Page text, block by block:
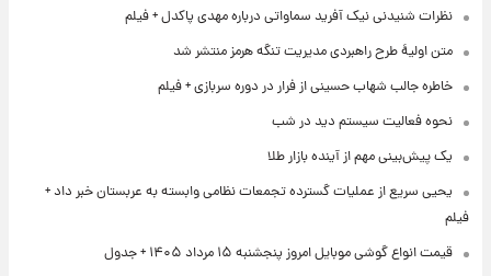
نظرات شنیدنی نیک آفرید سماواتی درباره مهدی پاکدل + فیلم
متن اولیۀ طرح راهبردی مدیریت تنگه هرمز منتشر شد
خاطره جالب شهاب حسینی از فرار در دوره سربازی + فیلم
نحوه فعالیت سیستم دید در شب
یک پیش‌بینی مهم از آینده بازار طلا
یحیی سریع از عملیات گسترده تجمعات نظامی وابسته به عربستان خبر داد +
فیلم
قیمت انواع گوشی موبایل امروز پنجشنبه ۱۵ مرداد ۱۴۰۵ + جدول